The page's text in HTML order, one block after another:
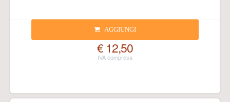
AGGIUNGI
€ 12,50